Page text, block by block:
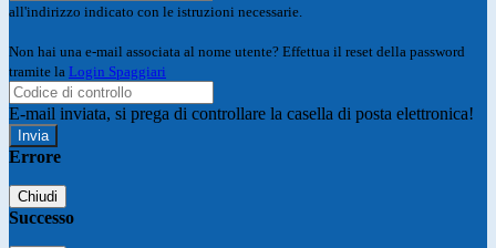
all'indirizzo indicato con le istruzioni necessarie.
Non hai una e-mail associata al nome utente? Effettua il reset della password
tramite la Login Spaggiari
E-mail inviata, si prega di controllare la casella di posta elettronica!
Errore
Chiudi
Successo